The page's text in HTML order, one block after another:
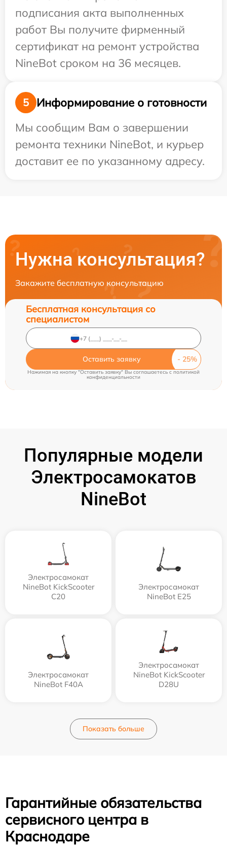
подписания акта выполненных
работ Вы получите фирменный
сертификат на ремонт устройства
NineBot сроком на 36 месяцев.
5
Информирование о готовности
Мы сообщим Вам о завершении
ремонта техники NineBot, и курьер
доставит ее по указанному адресу.
Нужна консультация?
Закажите бесплатную консультацию
Бесплатная консультация со
специалистом
Оставить заявку
Нажимая на кнопку "Оставить заявку" Вы соглашаетесь c политикой
конфиденциальности
Популярные модели
Электросамокатов
NineBot
Электросамокат
NineBot KickScooter
C20
Электросамокат
NineBot E25
Электросамокат
NineBot F40A
Электросамокат
NineBot KickScooter
D28U
Показать больше
Гарантийные обязательства
сервисного центра в
Краснодаре